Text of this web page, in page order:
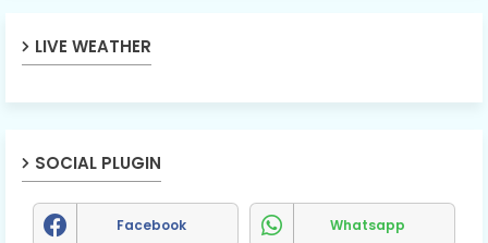
LIVE WEATHER
SOCIAL PLUGIN
Facebook Whatsapp